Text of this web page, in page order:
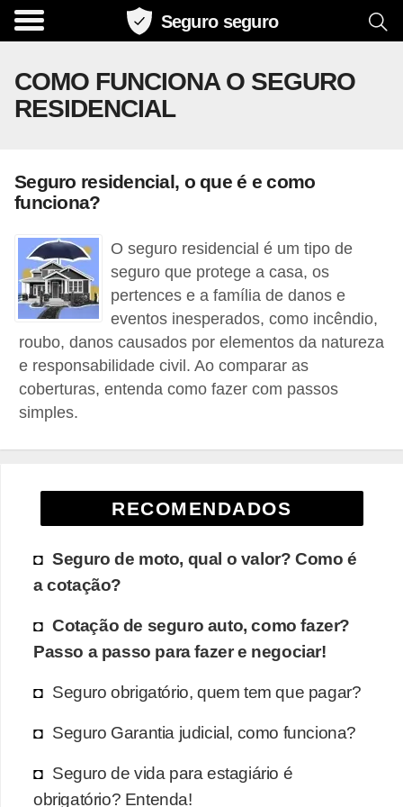
Seguro seguro
COMO FUNCIONA O SEGURO
RESIDENCIAL
Seguro residencial, o que é e como
funciona?
O seguro residencial é um tipo de
seguro que protege a casa, os
pertences e a família de danos e
eventos inesperados, como incêndio,
roubo, danos causados por elementos da natureza
e responsabilidade civil. Ao comparar as
coberturas, entenda como fazer com passos
simples.
RECOMENDADOS
Seguro de moto, qual o valor? Como é
a cotação?
Cotação de seguro auto, como fazer?
Passo a passo para fazer e negociar!
Seguro obrigatório, quem tem que pagar?
Seguro Garantia judicial, como funciona?
Seguro de vida para estagiário é
obrigatório? Entenda!
C
m
p
r
a
i
v
o
d
e
s
e
r
a
d
o
a
s
C
r